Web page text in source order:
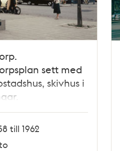
sett med
skivhus i
till 1962